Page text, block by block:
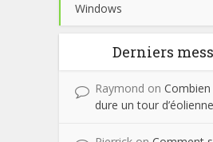
Windows
Derniers
Raymond on
dure un tour